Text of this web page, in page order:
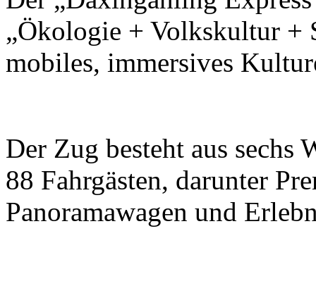
„Ökologie + Volkskultur +
mobiles, immersives
Der Zug besteht aus sechs
88 Fahrgästen, darunter
Panoramawagen und